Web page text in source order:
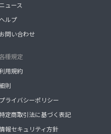
ニュース
ヘルプ
お問い合わせ
各種規定
用規約
則
プライバシーポリシー
定商取引法に基づく表記
報セキュリティ方針